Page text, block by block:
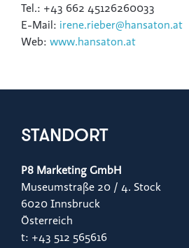
Tel.: +43 662 45126260033
E-Mail: irene.rieber@hansaton.at
Web: www.hansaton.at
STANDORT
P8 Marketing GmbH
Museumstraße 20 / 4. Stock
6020 Innsbruck
Österreich
t: +43 512 565616